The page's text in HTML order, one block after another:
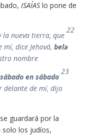
ISAÍASlo pone de
22
la nueva tierra, que
dice Jehová, belə
nombre.
23
Y será que de mes en mes,
en sábado
de mí, dijo
guardará por la
los judíos,